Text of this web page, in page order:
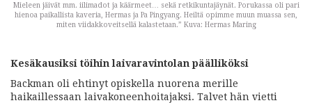
Mieleen jäivät mm. iilimadot ja käärmeet… sekä retkikuntajäynät. Porukassa oli pari
hienoa paikallista kaveria, Hermas ja Pa Pingyang. Heiltä opimme muun muassa sen,
miten viidakkoveitsellä kalastetaan.” Kuva: Hermas Maring
Kesäkausiksi töihin laivaravintolan päälliköksi
Backman oli ehtinyt opiskella nuorena merille
haikaillessaan laivakoneenhoitajaksi. Talvet hän vietti